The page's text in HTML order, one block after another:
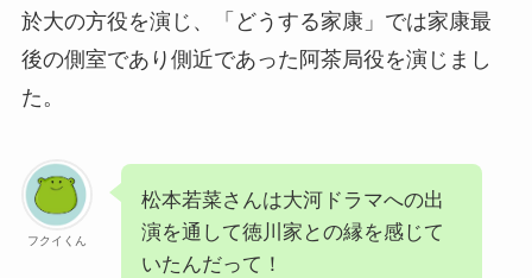
於大の方役を演じ、「どうする家康」では家康最
後の側室であり側近であった阿茶局役を演じまし
た。
フクイくん
松本若菜さんは大河ドラマへの出
演を通して徳川家との縁を感じて
いたんだって！